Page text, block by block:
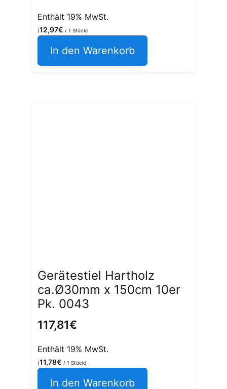
Enthält 19% MwSt.
(12,97€ / 1 Stück)
In den Warenkorb
Gerätestiel Hartholz
ca.Ø30mm x 150cm 10er
Pk. 0043
117,81€
Enthält 19% MwSt.
(11,78€ / 1 Stück)
In den Warenkorb